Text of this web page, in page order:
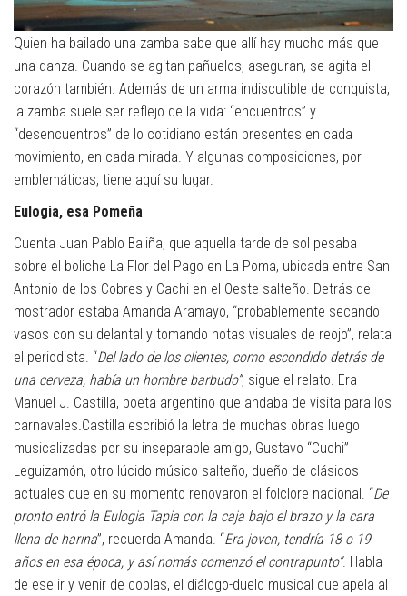
Quien ha bailado una zamba sabe que allí hay mucho más que
una danza. Cuando se agitan pañuelos, aseguran, se agita el
corazón también. Además de un arma indiscutible de conquista,
la zamba suele ser reflejo de la vida: “encuentros” y
“desencuentros” de lo cotidiano están presentes en cada
movimiento, en cada mirada. Y algunas composiciones, por
emblemáticas, tiene aquí su lugar.
Eulogia, esa Pomeña
Cuenta Juan Pablo Baliña, que aquella tarde de sol pesaba
sobre el boliche La Flor del Pago en La Poma, ubicada entre San
Antonio de los Cobres y Cachi en el Oeste salteño. Detrás del
mostrador estaba Amanda Aramayo, “probablemente secando
vasos con su delantal y tomando notas visuales de reojo”, relata
el periodista. “Del lado de los clientes, como escondido detrás de
una cerveza, había un hombre barbudo”, sigue el relato. Era
Manuel J. Castilla, poeta argentino que andaba de visita para los
carnavales Castilla escribió la letra de muchas obras luego
musicalizadas por su inseparable amigo, Gustavo “Cuchi”
Leguizamón, otro lúcido músico salteño, dueño de clásicos
actuales que en su momento renovaron el folclore nacional. “De
pronto entró la Eulogia Tapia con la caja bajo el brazo y la cara
llena de harina”, recuerda Amanda. “Era joven, tendría 18 o 19
años en esa época, y así nomás comenzó el contrapunto”. Habla
de ese ir y venir de coplas, el diálogo-duelo musical que apela al